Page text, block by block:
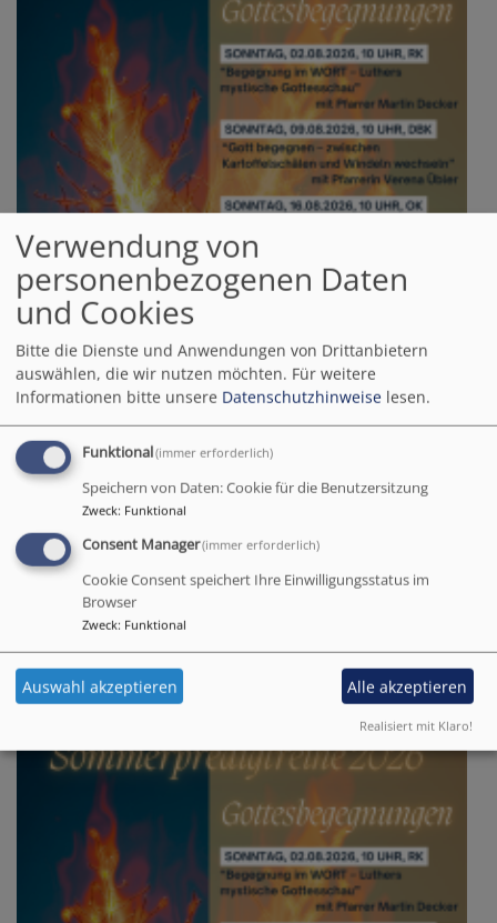
So, 9.8. 10 Uhr
Gottesdienst, anschließend Kirchencafé
Pfarrerin Verena Übler
Sommerpredigtreihe "Gottesbegegnungen"
Verwendung von
personenbezogenen Daten
und Cookies
Bitte die Dienste und Anwendungen von Drittanbietern
auswählen, die wir nutzen möchten. Für weitere
Informationen bitte unsere Datenschutzhinweise lesen.
Funktional(immer erforderlich)
Speichern von Daten: Cookie für die Benutzersitzung
Zweck: Funktional
Consent Manager(immer erforderlich)
Cookie Consent speichert Ihre Einwilligungsstatus im
Browser
Zweck: Funktional
Auswahl akzeptieren Alle akzeptieren
Realisiert mit Klaro!